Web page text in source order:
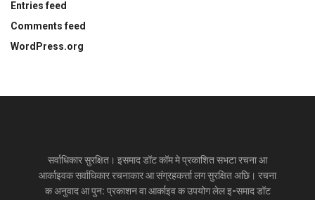
Entries feed
Comments feed
WordPress.org
सर्वाधिकार सुरक्षित। इसमाद डॉट कॉम मे प्रकाशित सभटा रचना आ
आर्काइवक सर्वाधिकार रचनाकार आ संग्रहकर्त्ता लग सुरक्षित अछि। रचना
क अनुवाद आ पुन: प्रकाशन वा आर्काइव क उपयोग लेल इ-समाद डॉट